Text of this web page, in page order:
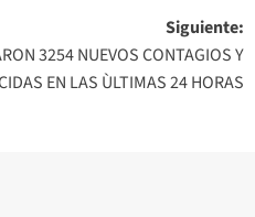
Siguiente:
3254 NUEVOS CONTAGIOS Y
EN LAS ÙLTIMAS 24 HORAS